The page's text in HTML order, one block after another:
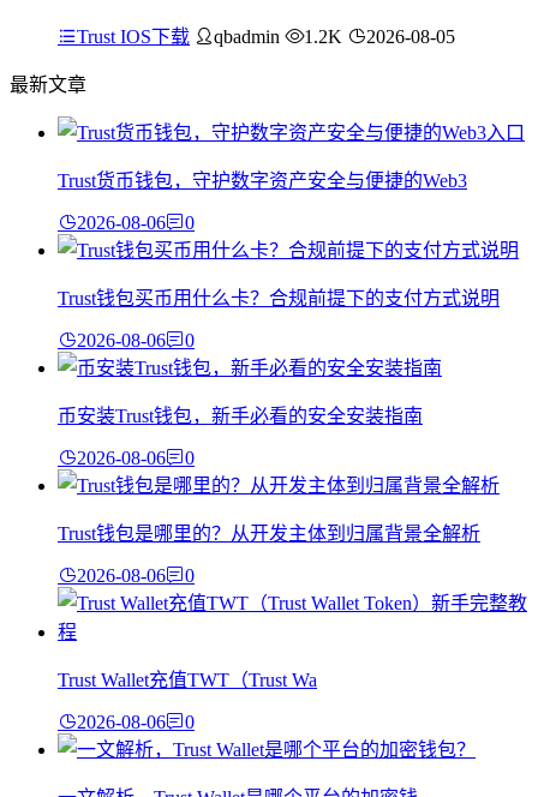
Trust IOS下载 qbadmin 1.2K 2026-08-05
最新文章
Trust货币钱包，守护数字资产安全与便捷的Web3
2026-08-06 0
Trust钱包买币用什么卡？合规前提下的支付方式说明
2026-08-06 0
币安装Trust钱包，新手必看的安全安装指南
2026-08-06 0
Trust钱包是哪里的？从开发主体到归属背景全解析
2026-08-06 0
Trust Wallet充值TWT（Trust Wa
2026-08-06 0